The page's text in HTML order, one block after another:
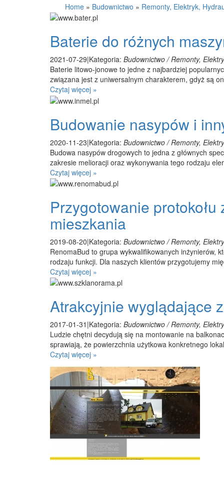
Home » Budownictwo » Remonty, Elektryk,
Baterie do różnych
2021-07-29|Kategoria: Budownictwo / Remonty,
Baterie litowo-jonowe to jedne z najbardziej
związana jest z uniwersalnym charakterem, gdyż są
Czytaj więcej »
Budowanie nasypów i
2020-11-23|Kategoria: Budownictwo / Remonty,
Budowa nasypów drogowych to jedna z głównych
zakresie melioracji oraz wykonywania tego rodzaju
Czytaj więcej »
Przygotowanie
mieszkania
2019-08-20|Kategoria: Budownictwo / Remonty,
RenomaBud to grupa wykwalifikowanych inżynierów,
rodzaju funkcji. Dla naszych klientów przygotujemy
Czytaj więcej »
Atrakcyjnie wyglądające
2017-01-31 |Kategoria: Budownictwo / Remonty,
Ludzie chętni decydują się na montowanie na
sprawiają, że powierzchnia użytkowa konkretnego
Czytaj więcej »